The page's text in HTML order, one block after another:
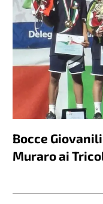
Bocce
Muraro ai